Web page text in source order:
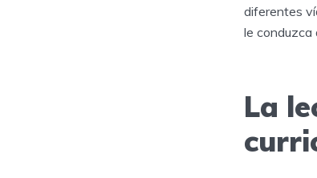
diferentes
le conduzca
La